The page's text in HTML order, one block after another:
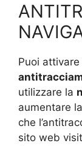
Puoi
utilizzare la
aumentare
che
sito web